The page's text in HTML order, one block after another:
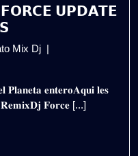
𝗙𝗢𝗥𝗖𝗘 𝗨𝗣𝗗𝗔𝗧𝗘
Mix Dj 𝗠𝗨𝗦𝗜𝗖𝗔
𝗗𝗝
𝗙𝗢𝗥𝗖𝗘
|
𝐞𝐧𝐭𝐞𝐫𝐨𝐀𝐪𝐮𝐢 𝐥𝐞𝐬
𝐅𝐨𝐫𝐜𝐞 [...]